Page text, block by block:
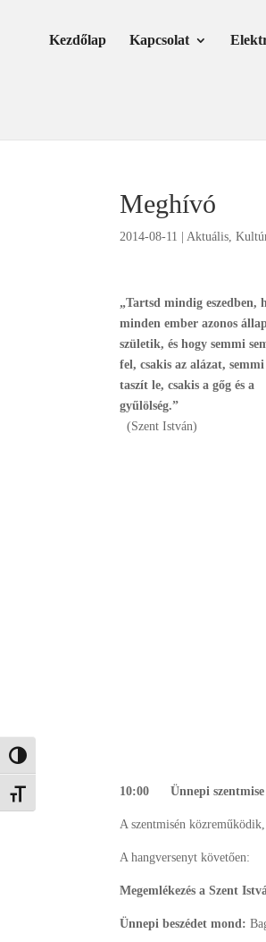
Nagy kontraszt váltása
Betűméret váltása
Kezdőlap Kapcsolat
Meghívó
2014-08-11 |Aktuális,
„Tartsd mindig eszedben,
minden ember azonos
születik, és hogy semmi
fel, csakis az alázat, semmi
taszít le, csakis a gőg és a
gyűlölség.”
(Szent István)
10:00 Ünnepi szentmise
A szentmisén
A hangversenyt követően:
Megemlékezés a Szent
Ünnepi beszédet mond: